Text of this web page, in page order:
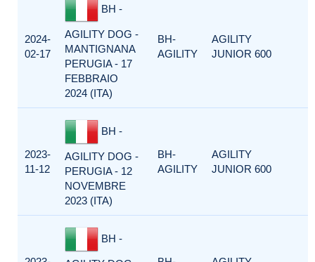
2024-
02-17
BH -
AGILITY DOG -
MANTIGNANA
PERUGIA - 17
FEBBRAIO
2024 (ITA)
BH-
AGILITY
AGILITY
JUNIOR 600
2023-
11-12
BH -
AGILITY DOG -
PERUGIA - 12
NOVEMBRE
2023 (ITA)
BH-
AGILITY
AGILITY
JUNIOR 600
BH -